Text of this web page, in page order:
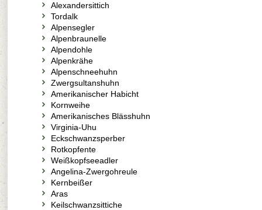
Alexandersittich
Tordalk
Alpensegler
Alpenbraunelle
Alpendohle
Alpenkrähe
Alpenschneehuhn
Zwergsultanshuhn
Amerikanischer Habicht
Kornweihe
Amerikanisches Blässhuhn
Virginia-Uhu
Eckschwanzsperber
Rotkopfente
Weißkopfseeadler
Angelina-Zwergohreule
Kernbeißer
Aras
Keilschwanzsittiche